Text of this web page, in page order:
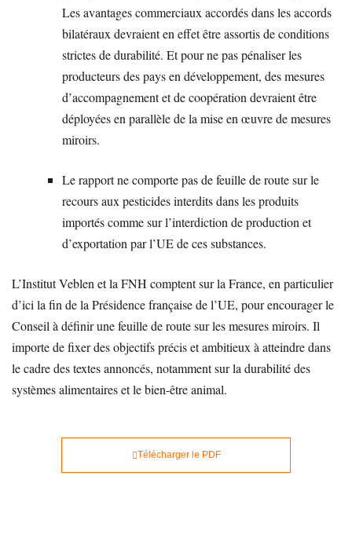
Les avantages commerciaux accordés dans les accords
bilatéraux devraient en effet être assortis de conditions
strictes de durabilité. Et pour ne pas pénaliser les
producteurs des pays en développement, des mesures
d’accompagnement et de coopération devraient être
déployées en parallèle de la mise en œuvre de mesures
miroirs.
Le rapport ne comporte pas de feuille de route sur le
recours aux pesticides interdits dans les produits
importés comme sur l’interdiction de production et
d’exportation par l’UE de ces substances.
L’Institut Veblen et la FNH comptent sur la France, en particulier
d’ici la fin de la Présidence française de l’UE, pour encourager le
Conseil à définir une feuille de route sur les mesures miroirs. Il
importe de fixer des objectifs précis et ambitieux à atteindre dans
le cadre des textes annoncés, notamment sur la durabilité des
systèmes alimentaires et le bien-être animal.
Télécharger le PDF